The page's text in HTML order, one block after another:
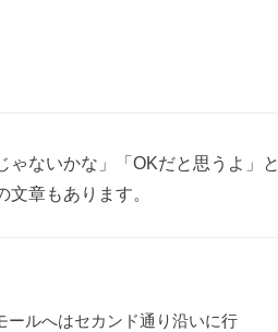
ないかな」「OKだと思うよ」と
章もあります。
ールへはセカンド通り沿いに行